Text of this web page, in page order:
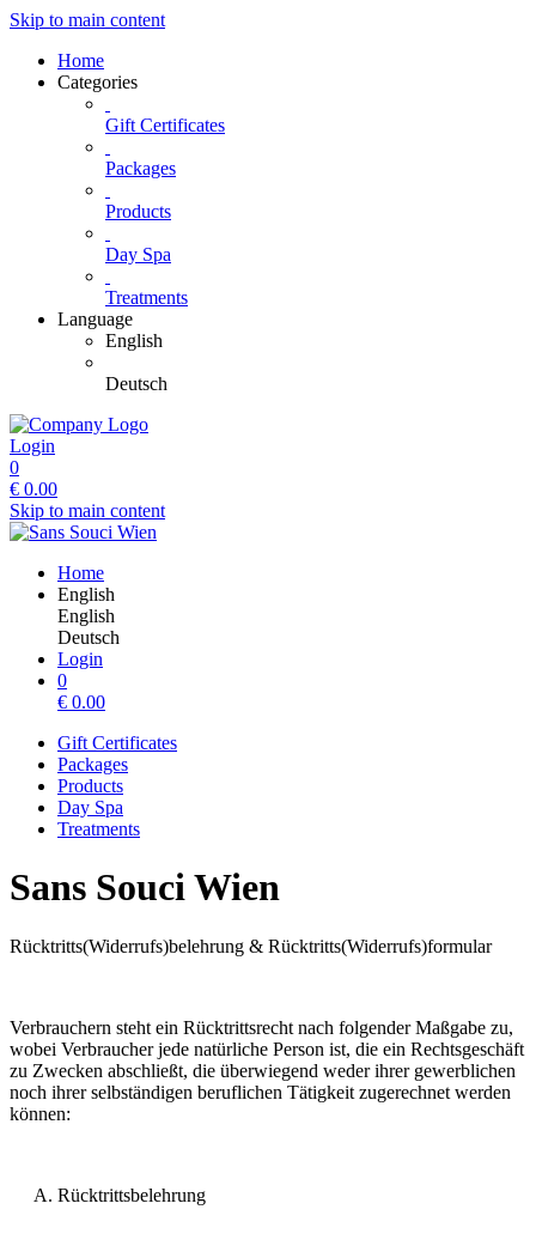
Skip to main content
Home
Categories
Gift Certificates
Packages
Products
Day Spa
Treatments
Language
English
Deutsch
Login
0
€ 0.00
Skip to main content
Home
English
English
Deutsch
Login
0
€ 0.00
Gift Certificates
Packages
Products
Day Spa
Treatments
Sans Souci Wien
Rücktritts(Widerrufs)belehrung & Rücktritts(Widerrufs)formular
Verbrauchern steht ein Rücktrittsrecht nach folgender Maßgabe zu,
wobei Verbraucher jede natürliche Person ist, die ein Rechtsgeschäft
zu Zwecken abschließt, die überwiegend weder ihrer gewerblichen
noch ihrer selbständigen beruflichen Tätigkeit zugerechnet werden
können:
Rücktrittsbelehrung